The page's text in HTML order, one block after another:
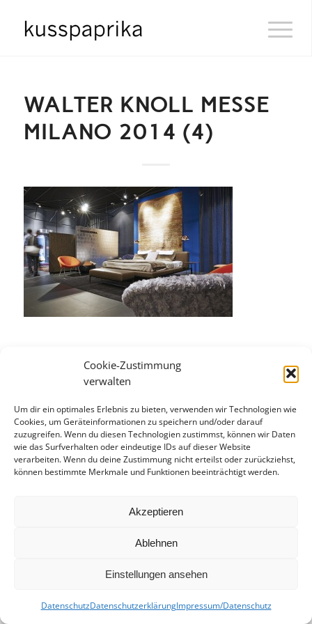
Cookie-Zustimmung
verwalten
Um dir ein optimales Erlebnis zu bieten, verwenden wir Technologien wie
Cookies, um Geräteinformationen zu speichern und/oder darauf
zuzugreifen. Wenn du diesen Technologien zustimmst, können wir Daten
wie das Surfverhalten oder eindeutige IDs auf dieser Website
verarbeiten. Wenn du deine Zustimmung nicht erteilst oder zurückziehst,
können bestimmte Merkmale und Funktionen beeinträchtigt werden.
Akzeptieren
Ablehnen
Einstellungen ansehen
DatenschutzDatenschutzerklärungImpressum/Datenschutz
WALTER KNOLL MESSE
MILANO 2014 (4)
© kusspaprika